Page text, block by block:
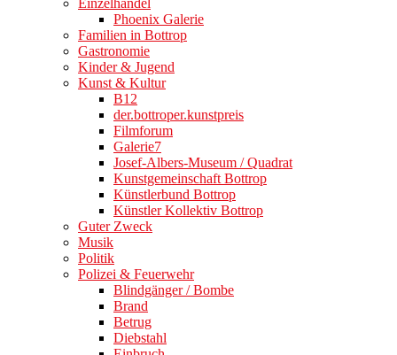
Einzelhandel
Phoenix Galerie
Familien in Bottrop
Gastronomie
Kinder & Jugend
Kunst & Kultur
B12
der.bottroper.kunstpreis
Filmforum
Galerie7
Josef-Albers-Museum / Quadrat
Kunstgemeinschaft Bottrop
Künstlerbund Bottrop
Künstler Kollektiv Bottrop
Guter Zweck
Musik
Politik
Polizei & Feuerwehr
Blindgänger / Bombe
Brand
Betrug
Diebstahl